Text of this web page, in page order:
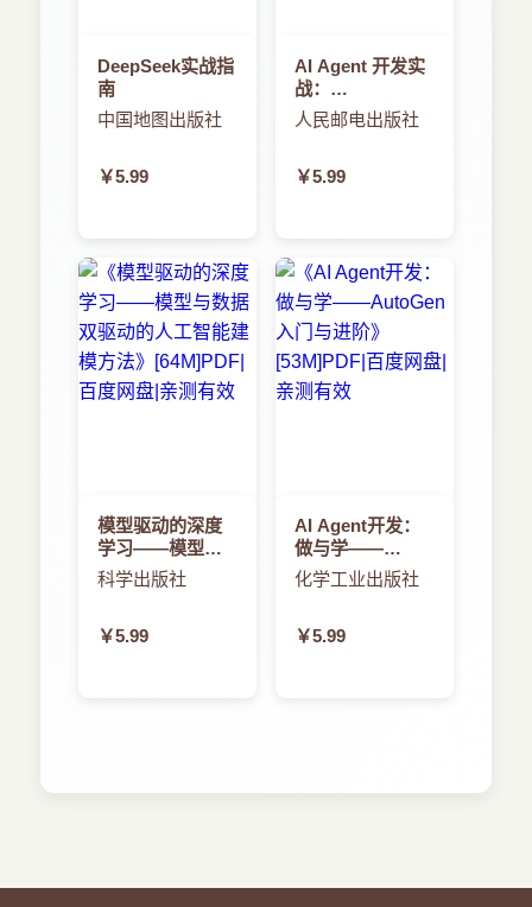
DeepSeek实战指
南
中国地图出版社
￥5.99
AI Agent 开发实
战：
MCP+A2A+LangGraph
驱动的智能体全
人民邮电出版社
￥5.99
模型驱动的深度
学习——模型与
数据双驱动的人
工智能建模方法
科学出版社
￥5.99
AI Agent开发：
做与学——
AutoGen入门与
进阶
化学工业出版社
￥5.99